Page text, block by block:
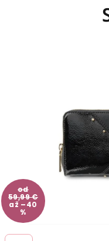
od
59,99 €
až –40
%